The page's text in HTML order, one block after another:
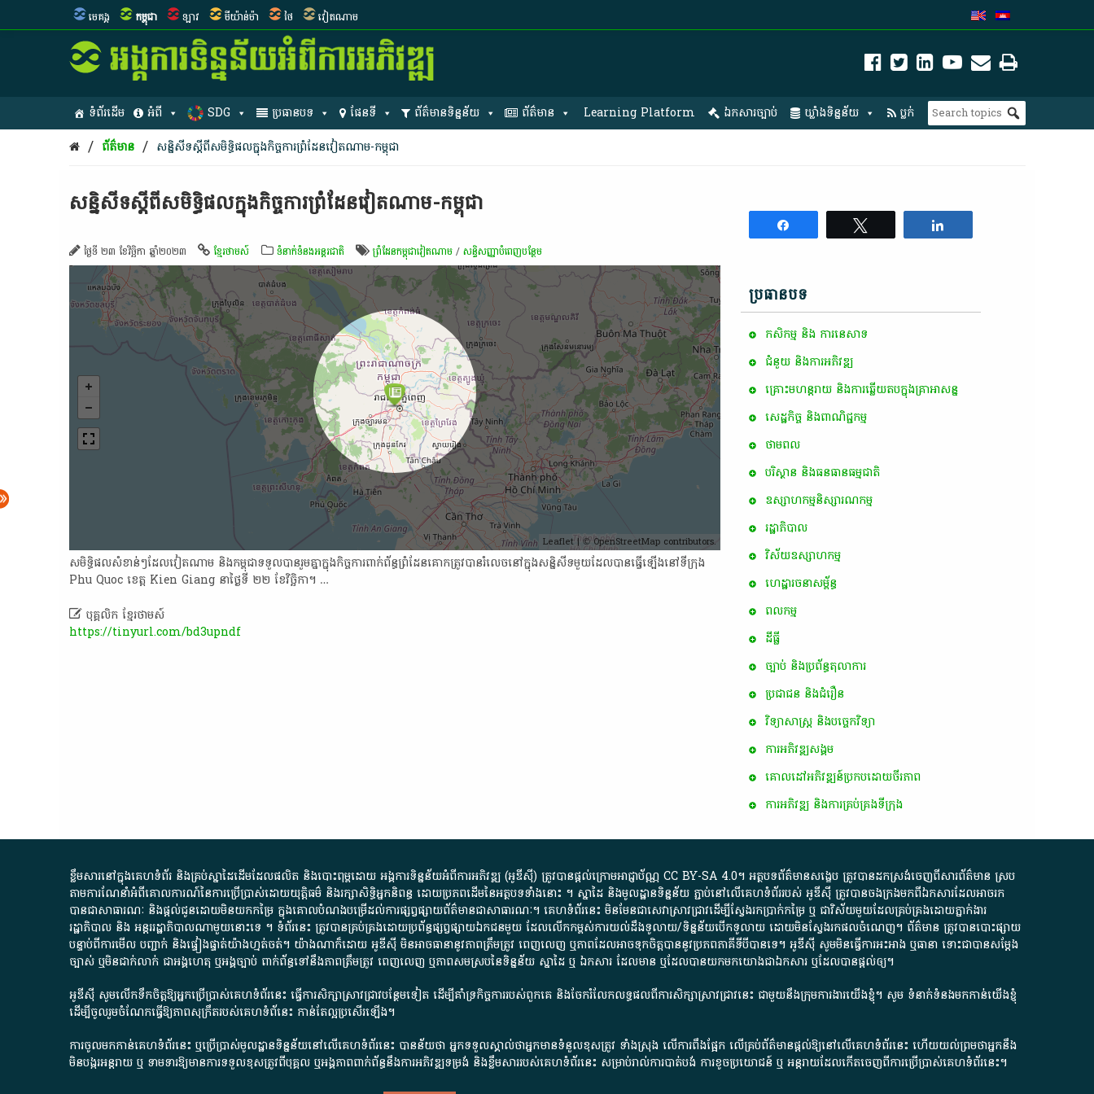
មេគង្គ កម្ពុជា ឡាវ មីយ៉ាន់ម៉ា ថៃ វៀតណាម
ទំព័រដើម អំពី SDG ប្រធានបទ ផែនទី ព័ត៌មានទិន្នន័យ ព័ត៌មាន Learning Platform ឯកសារច្បាប់ ឃ្លាំងទិន្នន័យ ប្លក់
/ ព័ត៌មាន / ​សន្និសីទ​ស្តី​ពី​សមិទ្ធិ​ផល​ក្នុង​កិច្ចការ​ព្រំដែន​វៀតណាម​-​កម្ពុជា​
​សន្និសីទ​ស្តី​ពី​សមិទ្ធិ​ផល​ក្នុង​កិច្ចការ​ព្រំដែន​វៀតណាម​-​កម្ពុជា​
ថ្ងៃទី ២៣ ខែវិច្ឆិកា ឆ្នាំ២០២៣ ខ្មែរថាមស៍ ទំនាក់ទំនងអន្តរជាតិ ព្រំដែន​កម្ពុជា​វៀតណាម /សន្ធិសញ្ញា​បំពេញបន្ថែម​
Leaflet| ©OpenStreetMapcontributors.
​សមិទ្ធិ​ផល​សំខាន់ៗ​ដែល​វៀតណាម​ និង​កម្ពុជា​ទទួល​បាន​រួម​គ្នា​ក្នុង​កិច្ចការ​ពាក់ព័ន្ធ​ព្រំដែន​គោក​ត្រូវ​បាន​រំលេច​នៅ​ក្នុង​សន្និសីទ​មួយ​ដែល​បាន​ធ្វើ​ឡើង​នៅ​ទីក្រុង​
Phu​ Quoc​ ខេត្ត​ Kien​ Giang​ នា​ថ្ងៃ​ទី​ ២២​ ខែវិច្ឆិកា​។​ …
បុគ្គលិក​ ខ្មែរ​ថា​ម​ស៍​
https://tinyurl.com/bd3upndf
ប្រធានបទ
កសិកម្ម​ និង​ ការ​នេ​សាទ​
ជំនួយ និងការអភិវឌ្ឍ
គ្រោះមហន្តរាយ និងការឆ្លើយតបក្នុងគ្រាអាសន្ន
សេដ្ឋកិច្ច និងពាណិជ្ជកម្ម
ថាមពល
បរិស្ថាន និងធនធានធម្មជាតិ
ឧស្សាហកម្មនិស្សារណកម្ម
រដ្ឋាភិបាល
វិស័យឧស្សាហកម្ម
ហេដ្ឋារចនាសម្ព័ន្ធ
ពល​កម្ម
ដីធ្លី
ច្បាប់ និងប្រព័ន្ធតុលាការ
ប្រជាជន និងជំរឿន
វិទ្យាសាស្ត្រ និងបច្ចេកវិទ្យា
ការ​អភិវឌ្ឍ​សង្គម
គោលដៅ​អភិវឌ្ឍន៍​ប្រកបដោយ​ចីរភាព
ការអភិវឌ្ឍ និងការគ្រប់គ្រងទីក្រុង
ខ្លឹមសារ​នៅ​ក្នុង​គេហទំព័រ និង​គ្រប់​ស្នា​ដៃ​ដើម​ដែល​ផលិត​ និង​បោះពុម្ព​ដោយ​ អង្គការ​ទិន្នន័យ​អំពី​ការអភិវឌ្ឍ​​ (អូ​ឌី​ស៊ី)​ ត្រូវ​បាន​ផ្តល់​ក្រោម​អាជ្ញាប័ណ្ណ​ CC BY-SA 4.0។​ អត្ថបទ​ព័ត៌មាន​សង្ខេប​ ត្រូវ​បាន​ដកស្រង់​ចេញពី​សារព័ត៌មាន ស្រប
តាមការ​ណែនាំ​អំពី​គោលការណ៍​នៃ​ការ​ប្រើប្រាស់​ដោយ​យុត្តិធម៌​ និង​រក្សាសិទ្ធិអ្នកនិពន្ធ ដោយ​ប្រភពដើម​នៃ​​អត្ថបទទាំង​នោះ​ ។​ ស្នាដៃ​ និង​មូលដ្ឋាន​ទិន្នន័យ ​ភ្ជាប់​នៅ​លើ​គេហទំព័រ​របស់​ អូ​ឌី​ស៊ី​ ត្រូវ​បាន​ចងក្រង​មក​ពី​ឯកសារ​ដែល​អាច​រក​
បានជា​សាធារណៈ​ និង​ផ្តល់​ជូន​ដោយ​មិន​យក​កម្រៃ​ ក្នុង​គោលបំណង​បម្រើ​ដល់ការ​ផ្សព្វផ្សាយ​ព័ត៌មាន​ជា​សាធារណៈ​។​ គេហទំព័រ​នេះ​ មិនមែន​ជា​សេវា​ស្រាវជ្រាវ​ដើម្បី​ស្វែងរកប្រាក់​កម្រៃ​ ឬ​ ជា​វិស័យ​មួយ​ដែល​គ្រប់គ្រង​ដោយ​ភ្នាក់ងារ​
រដ្ឋាភិបាល​ និង ​អន្តររដ្ឋាភិបាល​ណាមួយ​នោះ​ទេ ​។​ ទំព័រ​នេះ​ ត្រូវ​បាន​គ្រប់គ្រង​ដោយ​ប្រព័ន្ធ​ផ្សព្វផ្សាយ​ឯកជន​មួយ​ ដែល​លើកកម្ពស់​ការ​យល់​ដឹង​ទូលាយ​/​ទិន្នន័យ​បើក​ទូលាយ​ ដោយ​មិនស្វែង​រក​ផល​ចំណេញ​។​ ព័ត៌មាន​ ត្រូវ​បាន​បោះផ្សាយ​
បន្ទាប់​ពី​ការ​មើល​ បញ្ជាក់​ និង​ផ្ទៀងផ្ទាត់​យ៉ាង​ហ្មត់ចត់​។​ យ៉ាងណា​ក៏​ដោយ​ អូ​ឌី​ស៊ី​ មិន​អាច​ធានា​នូវ​ភាព​ត្រឹមត្រូវ​ ពេញលេញ​ ឬ​ភាព​ដែល​អាច​ទុកចិត្ត​បាននូវ​ប្រភព​ភាគី​ទី​បី​បាន​ទេ​។​ អូ​ឌី​ស៊ី​ សូម​មិន​ធ្វើការ​អះអាង​ ឬ​ធានា​ ទោះជា​បាន​សម្តែង​
ច្បាស់​ ឬ​មិន​ជាក់លាក់​ ជា​អង្គហេតុ​ ឬ​អង្គច្បាប់​ ពាក់ព័ន្ធ​ទៅ​នឹង​ភាព​ត្រឹមត្រូវ​ ពេញលេញ​ ឬ​ភាព​សម​ស្រប​នៃ​ទិន្នន័យ​ ស្នាដៃ​ ឬ​ ឯកសារ​ ដែល​មាន​ ឬ​ដែល​បាន​យក​មក​យោង​ជា​ឯកសារ​ ឬ​ដែល​បាន​ផ្តល់​ឲ្យ​។
អូឌីស៊ី សូមលើកទឹកចិត្តឱ្យអ្នកប្រើប្រាស់គេហទំព័រនេះ ធ្វើការសិក្សាស្រាវជ្រាវបន្ថែមទៀត ដើម្បីគាំទ្រកិច្ចការ​របស់ពួកគេ និងចែករំលែកលទ្ធផលពីការសិក្សាស្រាវជ្រាវនេះ ជាមួយនឹងក្រុមការងារយើងខ្ញុំ។ សូម ទំនាក់ទំនងមកកាន់យើងខ្ញុំ
ដើម្បីចូលរួមចំណែកធ្វើឱ្យភាពសុក្រឹតរបស់គេហទំព័នេះ កាន់តែល្អប្រសើរឡើង។
ការចូលមកកាន់គេហទំព័រនេះ ឬប្រើប្រាស់មូលដ្ឋានទិន្នន័យនៅលើគេហទំព័រនេះ បានន័យថា អ្នកទទួលស្គាល់ថាអ្នកមានទំនួលខុសត្រូវ ទាំងស្រុង លើការពឹងផ្អែក លើគ្រប់ព័ត៌មានផ្តល់ឱ្យនៅលើគេហទំព័រនេះ ហើយយល់ព្រមថាអ្នកនឹង
មិនបង្ករអន្តរាយ ឬ ទាមទារ​ឱ្យមានការទទួលខុស​ត្រូវពីបុគ្គល ឬអង្គភាពពាក់ព័ន្ធនឹងការអភិវឌ្ឍទម្រង់ និងខ្លឹមសាររបស់គេហទំព័រនេះ សម្រាប់រាល់ការបាត់បង់ ការខូចប្រយោជន៍ ឬ អន្តរាយដែលកើតចេញពីការប្រើប្រាស់គេហទំព័រនេះ។